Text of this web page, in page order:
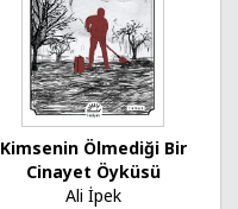
Kimsenin Ölmediği Bir
Cinayet Öyküsü
Ali İpek